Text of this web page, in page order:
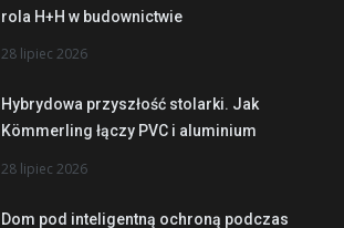
rola H+H w budownictwie
28 lipiec 2026
Hybrydowa przyszłość stolarki. Jak
Kömmerling łączy PVC i aluminium
28 lipiec 2026
Dom pod inteligentną ochroną podczas